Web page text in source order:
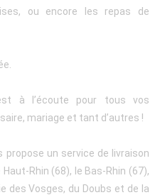
ou encore les repas de
à l’écoute pour tous vos
mariage et tant d’autres !
propose un service de livraison
Rhin (68), le Bas-Rhin (67),
des Vosges, du Doubs et de la